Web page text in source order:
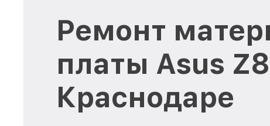
Ремонт
платы Asus
Краснодаре